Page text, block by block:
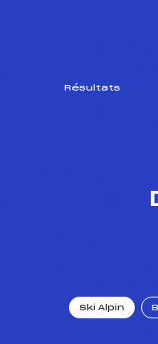
Résultats
Ski Alpin